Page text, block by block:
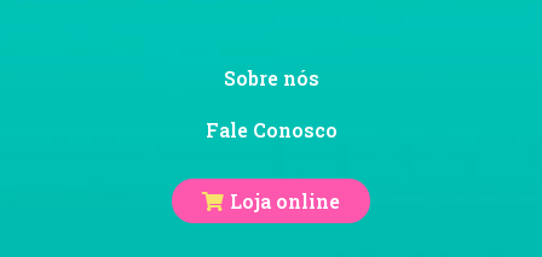
Sobre nós
Fale Conosco
Loja online